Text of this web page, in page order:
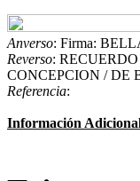
Anverso: Firma:
Reverso:
CONCEPCION / DE
Referencia:
Información